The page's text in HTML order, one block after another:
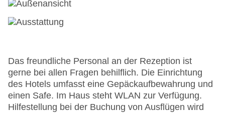
Das freundliche Personal an der Rezeption ist
gerne bei allen Fragen behilflich. Die Einrichtung
des Hotels umfasst eine Gepäckaufbewahrung und
einen Safe. Im Haus steht WLAN zur Verfügung.
Hilfestellung bei der Buchung von Ausflügen wird